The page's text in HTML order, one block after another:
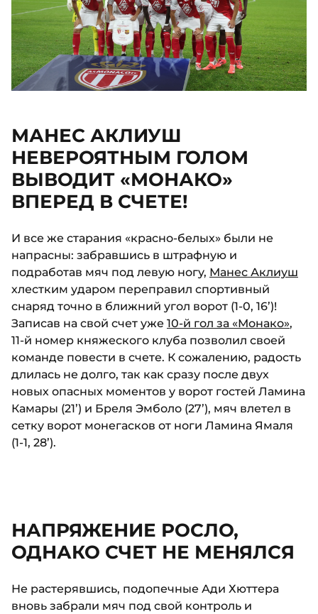
МАНЕС АКЛИУШ
НЕВЕРОЯТНЫМ ГОЛОМ
ВЫВОДИТ «МОНАКО»
ВПЕРЕД В СЧЕТЕ!
И все же старания «красно-белых» были не
напрасны: забравшись в штрафную и
подработав мяч под левую ногу, Манес Аклиуш
хлестким ударом переправил спортивный
снаряд точно в ближний угол ворот (1-0, 16’)!
Записав на свой счет уже 10-й гол за «Монако»,
11-й номер княжеского клуба позволил своей
команде повести в счете. К сожалению, радость
длилась не долго, так как сразу после двух
новых опасных моментов у ворот гостей Ламина
Камары (21’) и Бреля Эмболо (27’), мяч влетел в
сетку ворот монегасков от ноги Ламина Ямаля
(1-1, 28’).
НАПРЯЖЕНИЕ РОСЛО,
ОДНАКО СЧЕТ НЕ МЕНЯЛСЯ
Не растерявшись, подопечные Ади Хюттера
вновь забрали мяч под свой контроль и